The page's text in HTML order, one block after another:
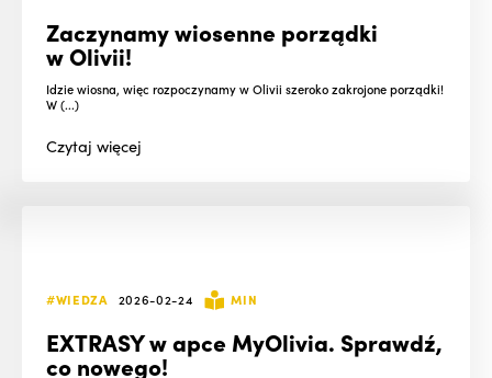
Zaczynamy wiosenne porządki
w Olivii!
Idzie wiosna, więc rozpoczynamy w Olivii szeroko zakrojone porządki!
W (...)
Czytajwięcej
#WIEDZA 2026-02-24 MIN
EXTRASY w apce MyOlivia. Sprawdź,
co nowego!